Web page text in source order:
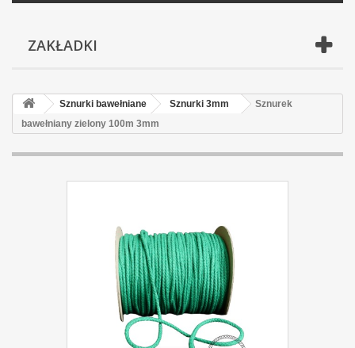
ZAKŁADKI
Sznurki bawełniane Sznurki 3mm
Sznurek
bawełniany zielony 100m 3mm